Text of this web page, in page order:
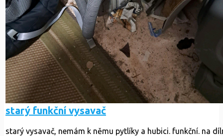
starý funkční vysavač
starý vysavač, nemám k němu pytlíky a hubici. funkční. na